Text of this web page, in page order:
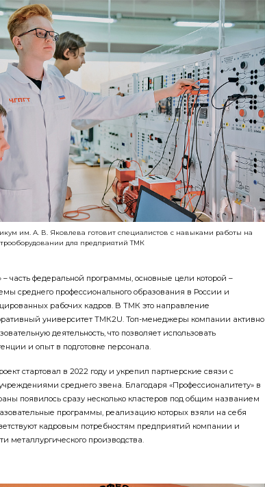
им. А. В. Яковлева готовит специалистов с навыками работы на
для предприятий ТМК
– часть федеральной программы, основные цели которой –
среднего профессионального образования в России и
рабочих кадров. В ТМК это направление
университет ТМК2U. Топ-менеджеры компании активно
деятельность, что позволяет использовать
и опыт в подготовке персонала.
стартовал в 2022 году и укрепил партнерские связи с
среднего звена. Благодаря «Профессионалитету» в
появилось сразу несколько кластеров под общим названием
программы, реализацию которых взяли на себя
кадровым потребностям предприятий компании и
металлургического производства.